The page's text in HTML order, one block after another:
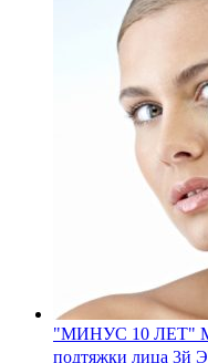
"МИНУС 10 ЛЕТ"
подтяжки лица